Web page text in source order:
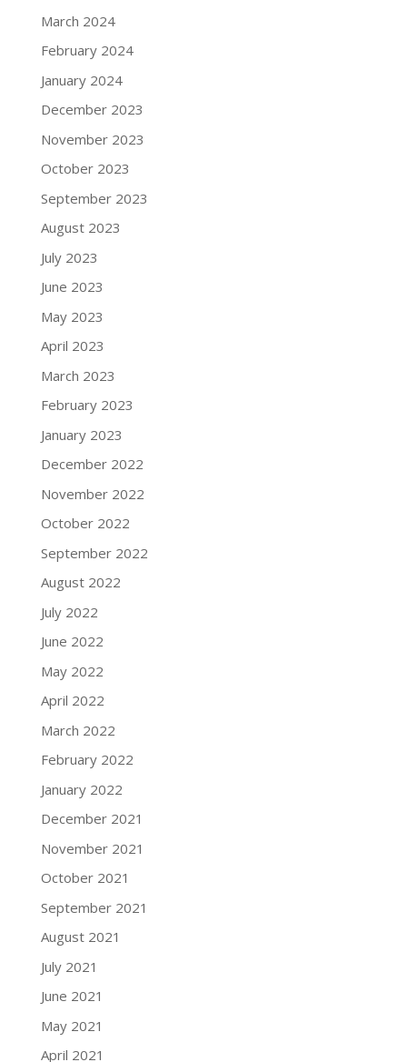
March 2024
February 2024
January 2024
December 2023
November 2023
October 2023
September 2023
August 2023
July 2023
June 2023
May 2023
April 2023
March 2023
February 2023
January 2023
December 2022
November 2022
October 2022
September 2022
August 2022
July 2022
June 2022
May 2022
April 2022
March 2022
February 2022
January 2022
December 2021
November 2021
October 2021
September 2021
August 2021
July 2021
June 2021
May 2021
April 2021